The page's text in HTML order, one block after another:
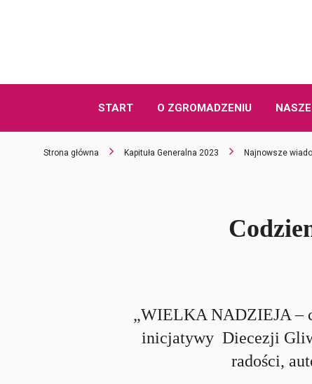
START O ZGROMADZENIU
Strona główna Kapituła Generalna 2023 Najnowsze
„WIELKA NADZIEJA –
inicjatywy Diecezji
radości,